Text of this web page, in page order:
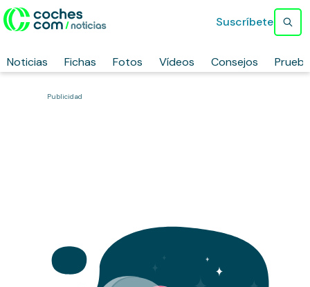
Noticias Fichas Fotos Vídeos Consejos
Suscríbete
Publicidad